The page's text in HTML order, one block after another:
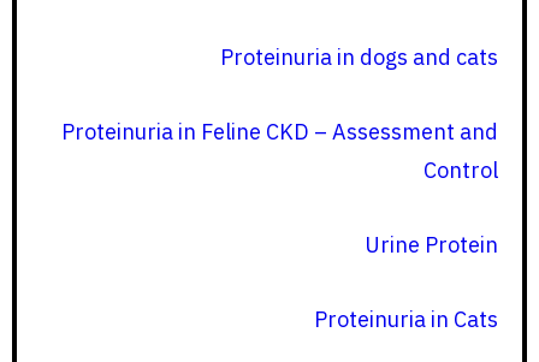
Proteinuria in dogs and cats
Proteinuria in Feline CKD – Assessment and
Control
Urine Protein
Proteinuria in Cats